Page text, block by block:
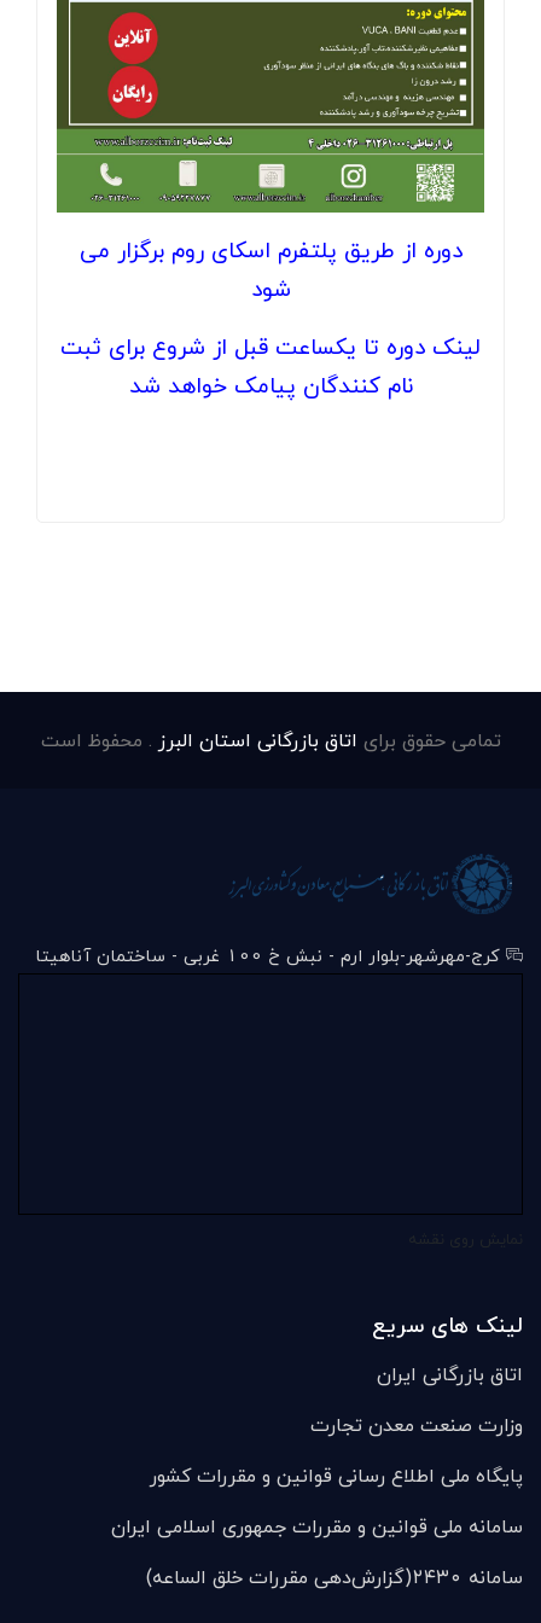
دوره از طریق پلتفرم اسکای روم برگزار می
شود
لینک دوره تا یکساعت قبل از شروع برای ثبت
نام کنندگان پیامک خواهد شد
تمامی حقوق برای اتاق بازرگانی استان البرز . محفوظ است
کرج-مهرشهر-بلوار ارم - نبش خ 100 غربی - ساختمان آناهیتا
لینک های سریع
اتاق بازرگانی ایران
وزارت صنعت معدن تجارت
پایگاه ملی اطلاع رسانی قوانین و مقررات کشور
سامانه ملی قوانين و مقررات جمهوری اسلامی ایران
سامانه ۲۴۳۰(گزارش‌دهی مقررات خلق الساعه)